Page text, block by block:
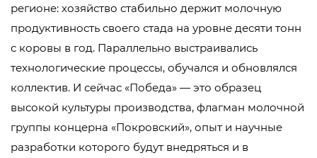
регионе: хозяйство стабильно держит молочную
продуктивность своего стада на уровне десяти тонн
с коровы в год. Параллельно выстраивались
технологические процессы, обучался и обновлялся
коллектив. И сейчас «Победа» — это образец
высокой культуры производства, флагман молочной
группы концерна «Покровский», опыт и научные
разработки которого будут внедряться и в